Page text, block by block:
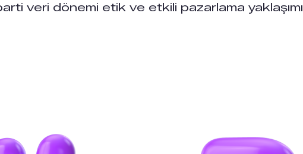
veri dönemi etik ve etkili pazarlama yaklaşımı